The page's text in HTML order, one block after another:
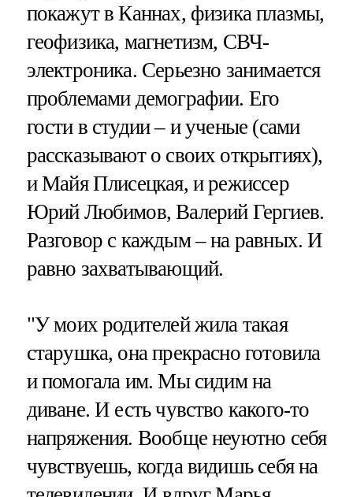
покажут в Каннах, физика плазмы,
геофизика, магнетизм, СВЧ-
электроника. Серьезно занимается
проблемами демографии. Его
гости в студии – и ученые (сами
рассказывают о своих открытиях),
и Майя Плисецкая, и режиссер
Юрий Любимов, Валерий Гергиев.
Разговор с каждым – на равных. И
равно захватывающий.
"У моих родителей жила такая
старушка, она прекрасно готовила
и помогала им. Мы сидим на
диване. И есть чувство какого-то
напряжения. Вообще неуютно себя
чувствуешь, когда видишь себя на